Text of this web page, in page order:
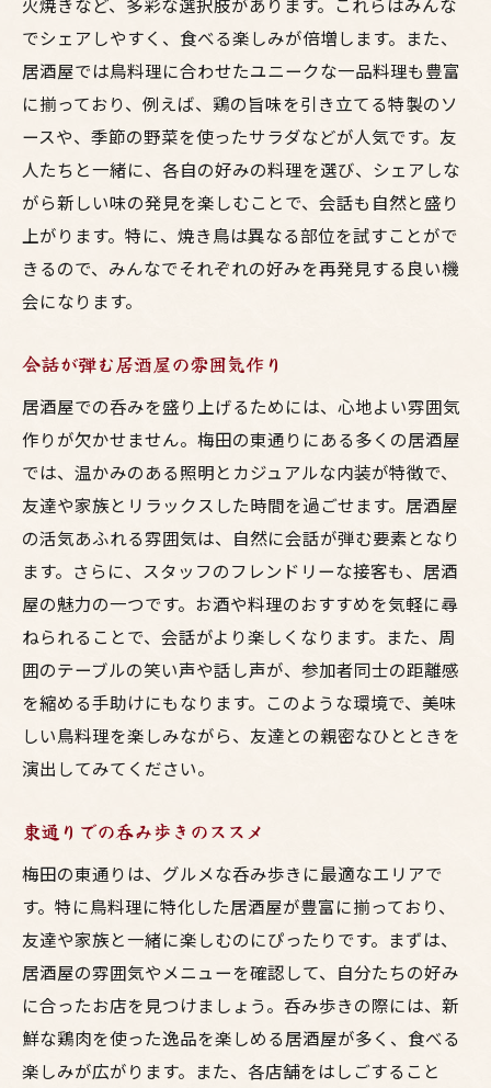
でシェアしやすく、食べる楽しみが倍増します。また、
居酒屋では鳥料理に合わせたユニークな一品料理も豊富
に揃っており、例えば、鶏の旨味を引き立てる特製のソ
ースや、季節の野菜を使ったサラダなどが人気です。友
人たちと一緒に、各自の好みの料理を選び、シェアしな
がら新しい味の発見を楽しむことで、会話も自然と盛り
上がります。特に、焼き鳥は異なる部位を試すことがで
きるので、みんなでそれぞれの好みを再発見する良い機
会になります。
会話が弾む居酒屋の雰囲気作り
居酒屋での呑みを盛り上げるためには、心地よい雰囲気
作りが欠かせません。梅田の東通りにある多くの居酒屋
では、温かみのある照明とカジュアルな内装が特徴で、
友達や家族とリラックスした時間を過ごせます。居酒屋
の活気あふれる雰囲気は、自然に会話が弾む要素となり
ます。さらに、スタッフのフレンドリーな接客も、居酒
屋の魅力の一つです。お酒や料理のおすすめを気軽に尋
ねられることで、会話がより楽しくなります。また、周
囲のテーブルの笑い声や話し声が、参加者同士の距離感
を縮める手助けにもなります。このような環境で、美味
しい鳥料理を楽しみながら、友達との親密なひとときを
演出してみてください。
東通りでの呑み歩きのススメ
梅田の東通りは、グルメな呑み歩きに最適なエリアで
す。特に鳥料理に特化した居酒屋が豊富に揃っており、
友達や家族と一緒に楽しむのにぴったりです。まずは、
居酒屋の雰囲気やメニューを確認して、自分たちの好み
に合ったお店を見つけましょう。呑み歩きの際には、新
鮮な鶏肉を使った逸品を楽しめる居酒屋が多く、食べる
楽しみが広がります。また、各店舗をはしごすること